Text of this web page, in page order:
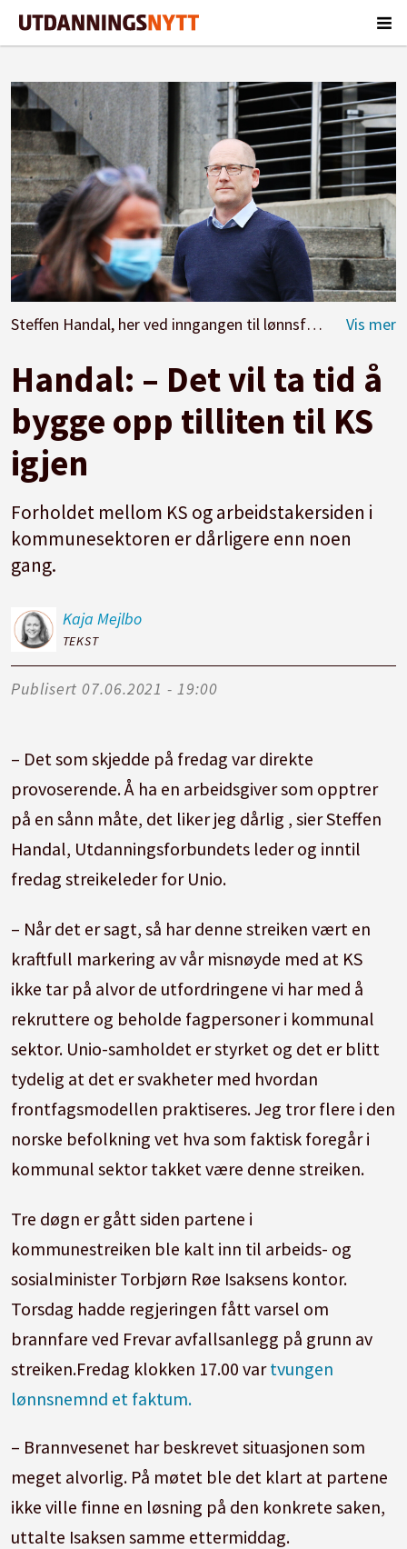
Steffen Handal, her ved inngangen til lønnsforhandlingene i 2021.
Handal: – Det vil ta tid å
bygge opp tilliten til KS
igjen
Forholdet mellom KS og arbeidstakersiden i
kommunesektoren er dårligere enn noen
gang.
Kaja Mejlbo
TEKST
Publisert 07.06.2021 - 19:00
– Det som skjedde på fredag var direkte
provoserende. Å ha en arbeidsgiver som opptrer
på en sånn måte, det liker jeg dårlig , sier Steffen
Handal, Utdanningsforbundets leder og inntil
fredag streikeleder for Unio.
– Når det er sagt, så har denne streiken vært en
kraftfull markering av vår misnøyde med at KS
ikke tar på alvor de utfordringene vi har med å
rekruttere og beholde fagpersoner i kommunal
sektor. Unio-samholdet er styrket og det er blitt
tydelig at det er svakheter med hvordan
frontfagsmodellen praktiseres. Jeg tror flere i den
norske befolkning vet hva som faktisk foregår i
kommunal sektor takket være denne streiken.
Tre døgn er gått siden partene i
kommunestreiken ble kalt inn til arbeids- og
sosialminister Torbjørn Røe Isaksens kontor.
Torsdag hadde regjeringen fått varsel om
brannfare ved Frevar avfallsanlegg på grunn av
streiken.Fredag klokken 17.00 vartvungen
lønnsnemnd et faktum.
– Brannvesenet har beskrevet situasjonen som
meget alvorlig. På møtet ble det klart at partene
ikke ville finne en løsning på den konkrete saken,
uttalte Isaksen samme ettermiddag.